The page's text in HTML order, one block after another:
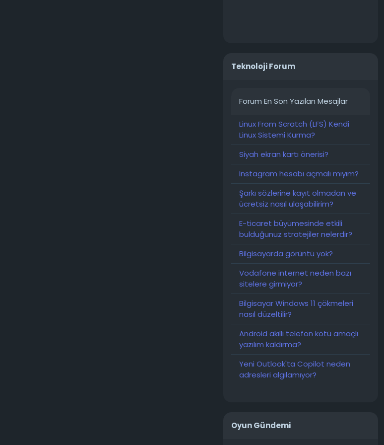
Teknoloji Forum
Forum En Son Yazılan Mesajlar
Linux From Scratch (LFS) Kendi
Linux Sistemi Kurma?
Siyah ekran kartı önerisi?
Instagram hesabı açmalı mıyım?
Şarkı sözlerine kayıt olmadan ve
ücretsiz nasıl ulaşabilirim?
E-ticaret büyümesinde etkili
bulduğunuz stratejiler nelerdir?
Bilgisayarda görüntü yok?
Vodafone internet neden bazı
sitelere girmiyor?
Bilgisayar Windows 11 çökmeleri
nasıl düzeltilir?
Android akıllı telefon kötü amaçlı
yazılım kaldırma?
Yeni Outlook'ta Copilot neden
adresleri algılamıyor?
Oyun Gündemi